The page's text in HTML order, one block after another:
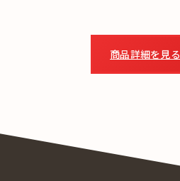
商品詳細を見る